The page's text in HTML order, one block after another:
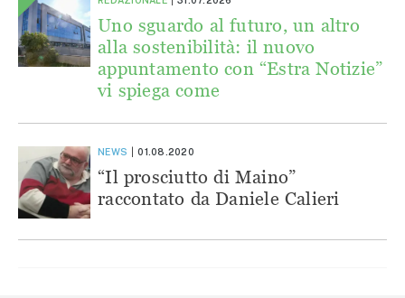
Uno sguardo al futuro, un altro
alla sostenibilità: il nuovo
appuntamento con “Estra Notizie”
vi spiega come
NEWS 01.08.2020
“Il prosciutto di Maino”
raccontato da Daniele Calieri